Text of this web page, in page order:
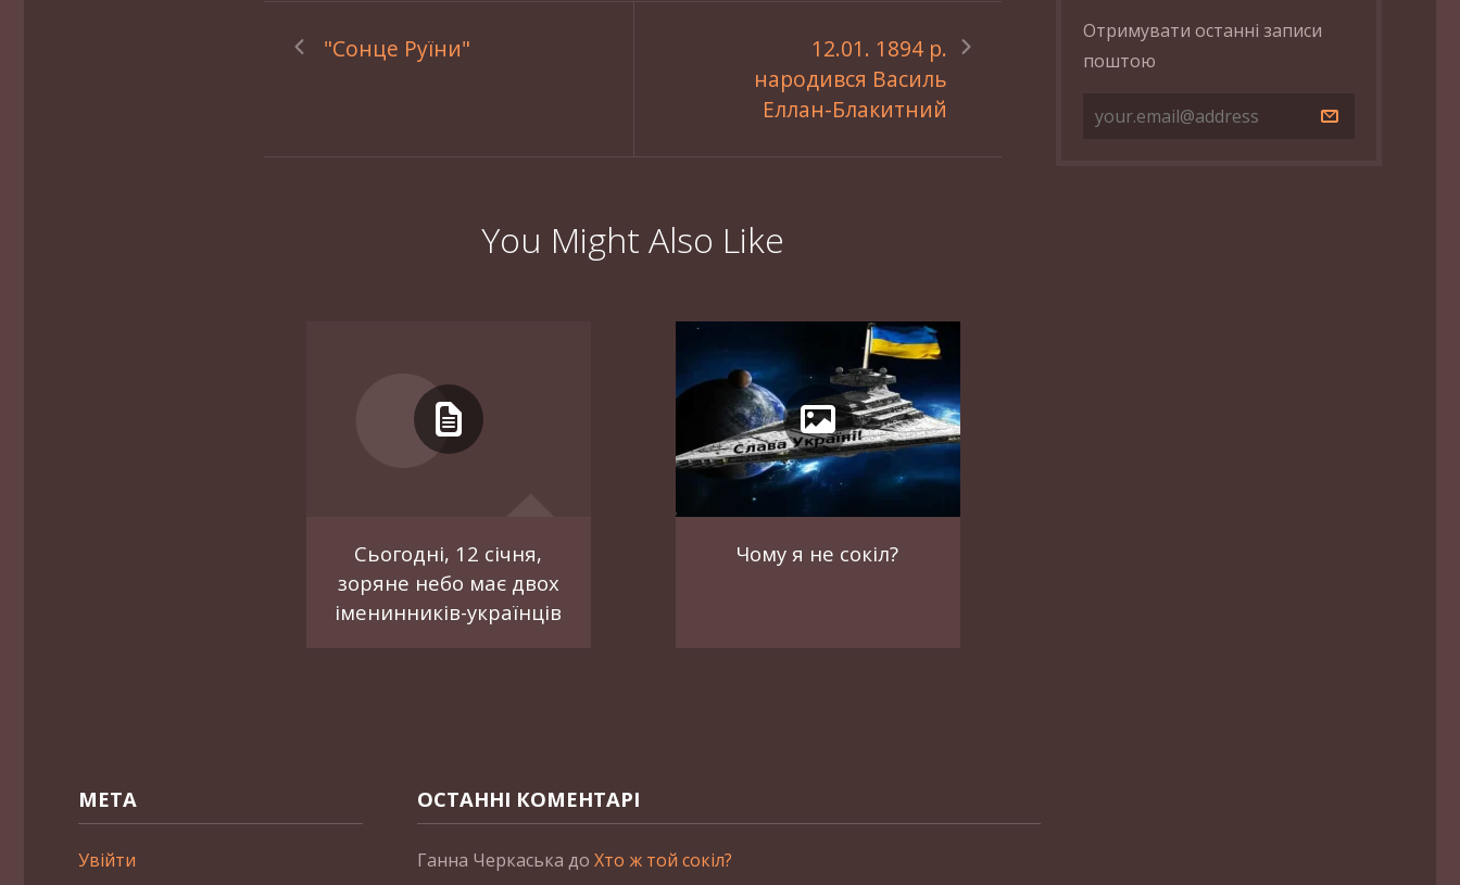
‎ "Сонце Руїни"
12.01. 1894 р.
народився Василь
Еллан-Блакитний
You Might Also Like
Сьогодні, 12 січня,
зоряне небо має двох
іменинників-українців
Чому я не сокіл?
Отримувати останні записи
поштою
МЕТА
Увійти
ОСТАННІ КОМЕНТАРІ
Ганна Черкаська до Хто ж той сокіл?